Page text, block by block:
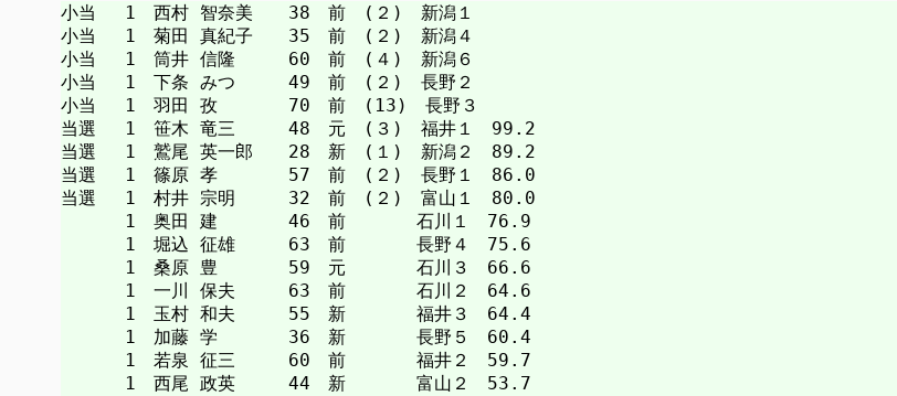
小当　 1　西村 智奈美　　38　前　(２)　新潟１
小当　 1　菊田 真紀子　　35　前　(２)　新潟４
小当　 1　筒井 信隆　　　60　前　(４)　新潟６
小当　 1　下条 みつ　　　49　前　(２)　長野２
小当　 1　羽田 孜　　　　70　前　(13)　長野３
当選　 1　笹木 竜三　　　48　元　(３)　福井１　99.2
当選　 1　鷲尾 英一郎　　28　新　(１)　新潟２　89.2
当選　 1　篠原 孝　　　　57　前　(２)　長野１　86.0
当選　 1　村井 宗明　　　32　前　(２)　富山１　80.0
1　奥田 建　　　　46　前　　　　石川１　76.9
1　堀込 征雄　　　63　前　　　　長野４　75.6
1　桑原 豊　　　　59　元　　　　石川３　66.6
1　一川 保夫　　　63　前　　　　石川２　64.6
1　玉村 和夫　　　55　新　　　　福井３　64.4
1　加藤 学　　　　36　新　　　　長野５　60.4
1　若泉 征三　　　60　前　　　　福井２　59.7
1　西尾 政英　　　44　新　　　　富山２　53.7